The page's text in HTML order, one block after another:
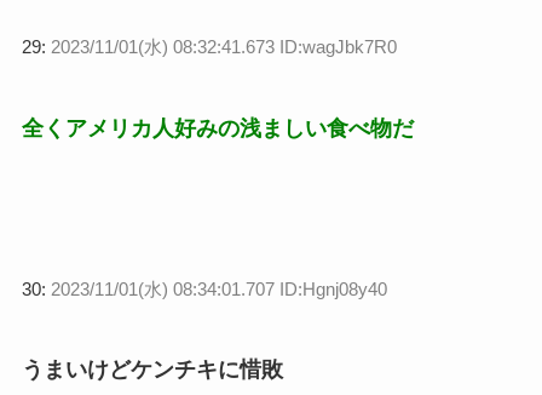
29: 2023/11/01(水) 08:32:41.673 ID:wagJbk7R0
全くアメリカ人好みの浅ましい食べ物だ
30: 2023/11/01(水) 08:34:01.707 ID:Hgnj08y40
うまいけどケンチキに惜敗